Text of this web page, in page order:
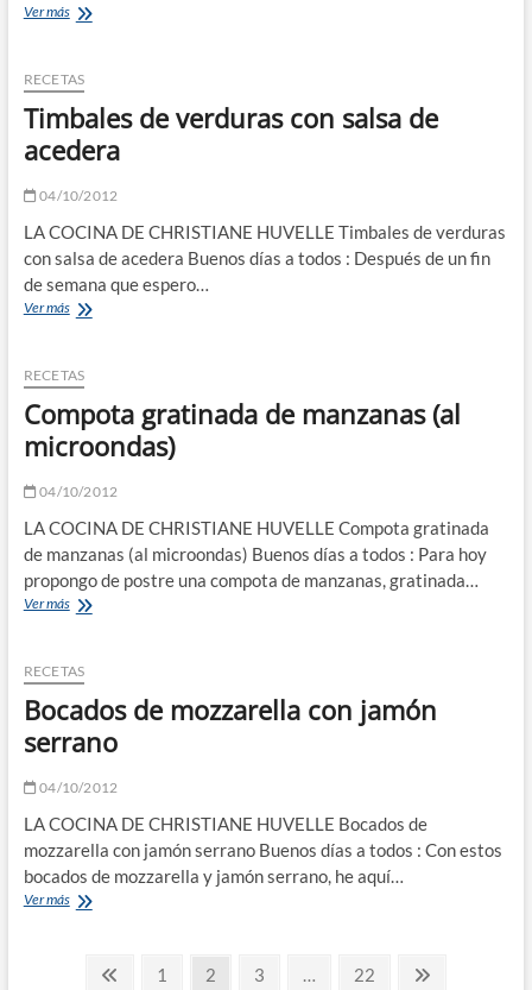
Ver másGulas
RECETAS
Timbales de verduras con salsa de
acedera
04/10/2012
LA COCINA DE CHRISTIANE HUVELLE Timbales de verduras
con salsa de acedera Buenos días a todos : Después de un fin
de semana que espero…
Ver másTimbales
con
salsa
de
acedera
RECETAS
Compota gratinada de manzanas (al
microondas)
04/10/2012
LA COCINA DE CHRISTIANE HUVELLE Compota gratinada
de manzanas (al microondas) Buenos días a todos : Para hoy
propongo de postre una compota de manzanas, gratinada…
Ver másCompota
manzanas
(al
microondas)
RECETAS
Bocados de mozzarella con jamón
serrano
04/10/2012
LA COCINA DE CHRISTIANE HUVELLE Bocados de
mozzarella con jamón serrano Buenos días a todos : Con estos
bocados de mozzarella y jamón serrano, he aquí…
Ver másBocados
jamón
Paginación
PáginaPágina
1 Página
2 Página
3 … Página
22
Página